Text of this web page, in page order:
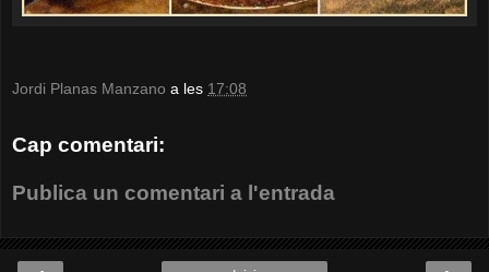
Jordi Planas Manzano a les 17:08
Cap comentari:
Publica un comentari a l'entrada